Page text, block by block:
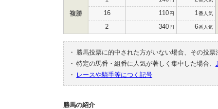
複勝 16 110円 1 番人気
2 340円 6番人気
・
勝馬投票に的中された方がいない場合、その投
・ 特定の馬番・組番に人気が著しく集中した場合、
・
レースや騎手等につく記号
勝馬の紹介